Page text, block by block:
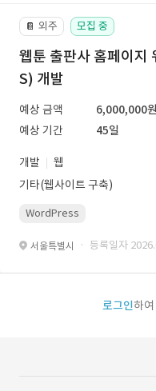
📔 외주 모집 중
웹툰 출판사 홈페이지
S) 개발
예상 금액
6,000,000원
예상 기간
45일
개발
웹
기타(웹사이트 구축)
WordPress
서울특별시 · 등록일자
로그인하